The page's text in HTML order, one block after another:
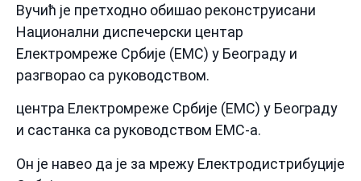
Вучић је претходно обишао реконструисани
Национални диспечерски центар
Електромреже Србије (ЕМС) у Београду и
разгворао са руководством.
центра Електромреже Србије (ЕМС) у Београду
и састанка са руководством ЕМС-а.
Он је навео да је за мрежу Електродистрибуције